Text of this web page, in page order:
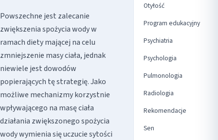
Powszechne jest zalecanie
zwiększenia spożycia wody w
ramach diety mającej na celu
zmniejszenie masy ciała, jednak
niewiele jest dowodów
popierających tę strategię. Jako
możliwe mechanizmy korzystnie
wpływającego na masę ciała
działania zwiększonego spożycia
wody wymienia się uczucie sytości
Otyłość
Program edukacyjny
Psychiatria
Psychologia
Pulmonologia
Radiologia
Rekomendacje
Sen